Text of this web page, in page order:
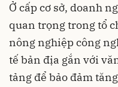
Ở cấp cơ sở, doanh
quan trọng trong tổ
nông nghiệp công
tế bản địa gắn với
tảng để bảo đảm